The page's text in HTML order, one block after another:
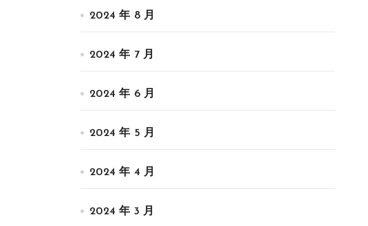
2024 年 8 月
2024 年 7 月
2024 年 6 月
2024 年 5 月
2024 年 4 月
2024 年 3 月